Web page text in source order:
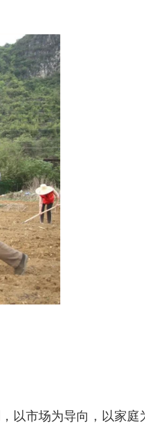
以市场为导向，以家庭